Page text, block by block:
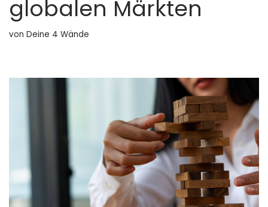
globalen Märkten
von Deine 4 Wände